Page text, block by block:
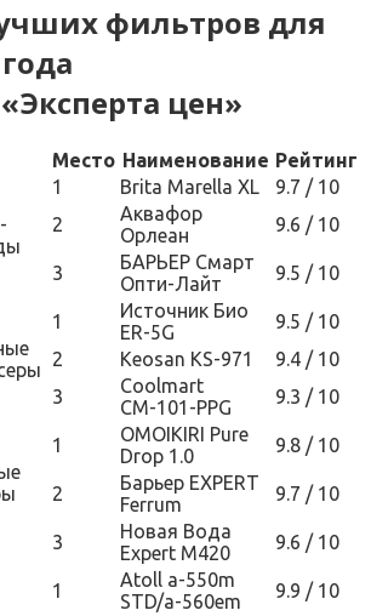
фильтров для
цен»
Место Наименование Рейтинг
1 Brita Marella XL
9.7 / 10
2
Аквафор
Орлеан
9.6 / 10
3
БАРЬЕР Смарт
Опти-Лайт
9.5 / 10
1
Источник Био
ER-5G
9.5 / 10
2
Keosan KS-971
9.4 / 10
3
Coolmart
СМ-101-PPG
9.3 / 10
1
OMOIKIRI Pure
Drop 1.0
9.8 / 10
2
Барьер EXPERT
Ferrum
9.7 / 10
3
Новая Вода
Expert M420
9.6 / 10
1
Atoll a-550m
STD/а-560em
9.9 / 10